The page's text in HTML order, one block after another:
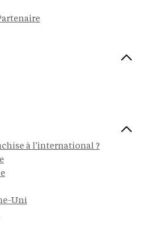
à l'international ?
Uni